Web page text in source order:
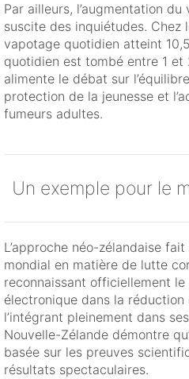
Par ailleurs, l’augmentation
suscite des inquiétudes. Chez
vapotage quotidien atteint
quotidien est tombé entre 1 et
alimente le débat sur
protection de la jeunesse et
fumeurs adultes.
Un exemple pour le
L’approche néo-zélandaise
mondial en matière de lutte
reconnaissant officiellement
électronique dans la réduction
l’intégrant pleinement dans
Nouvelle-Zélande démontre
basée sur les preuves
résultats spectaculaires.